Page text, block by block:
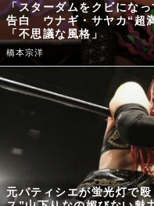
「スターダムをクビにな
告白 ウナギ・サヤカ“超
「不思議な風格」
橋本宗洋
元パティシエが蛍光灯で